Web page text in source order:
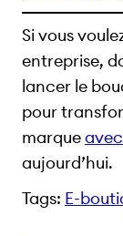
Si vous
entreprise,
lancer le
pour
marque
aujourd’hui.
Tags: E-